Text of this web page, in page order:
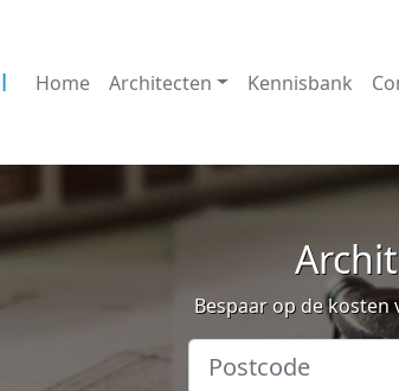
Home Architecten Kennisbank
Bespaar op de